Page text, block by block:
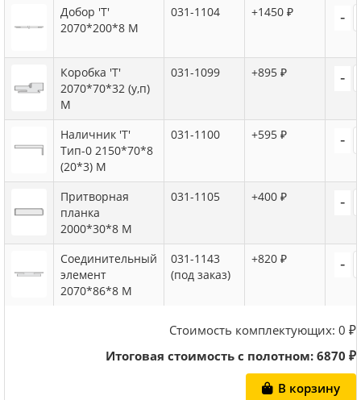
Добор 'Т'
2070*200*8 M
031-1104 +1450 ₽ -
Коробка 'Т'
2070*70*32 (у,п)
М
031-1099 +895 ₽ -
Наличник 'Т'
Тип-0 2150*70*8
(20*3) М
031-1100 +595 ₽ -
Притворная
планка
2000*30*8 М
031-1105 +400 ₽ -
Соединительный
элемент
2070*86*8 M
031-1143
(под заказ)
+820 ₽ -
Стоимость комплектующих: 0 ₽
Итоговая стоимость с полотном:6870 ₽
В корзину